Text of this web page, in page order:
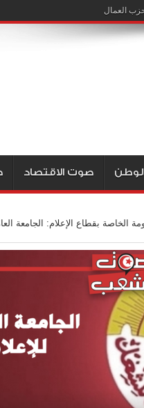
العمال
صوت الاقتصاد
الخاصة بقطاع الإعلام: الجامعة